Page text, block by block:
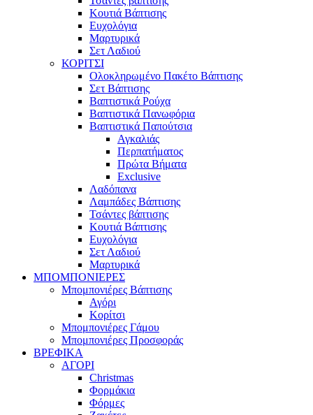
Κουτιά Βάπτισης
Ευχολόγια
Μαρτυρικά
Σετ Λαδιού
ΚΟΡΙΤΣΙ
Ολοκληρωμένο Πακέτο Βάπτισης
Σετ Βάπτισης
Βαπτιστικά Ρούχα
Βαπτιστικά Πανωφόρια
Βαπτιστικά Παπούτσια
Αγκαλιάς
Περπατήματος
Πρώτα Βήματα
Exclusive
Λαδόπανα
Λαμπάδες Βάπτισης
Τσάντες βάπτισης
Κουτιά Βάπτισης
Ευχολόγια
Σετ Λαδιού
Μαρτυρικά
ΜΠΟΜΠΟΝΙΕΡΕΣ
Μπομπονιέρες Βάπτισης
Αγόρι
Κορίτσι
Μπομπονιέρες Γάμου
Μπομπονιέρες Προσφοράς
ΒΡΕΦΙΚΑ
ΑΓΟΡΙ
Christmas
Φορμάκια
Φόρμες